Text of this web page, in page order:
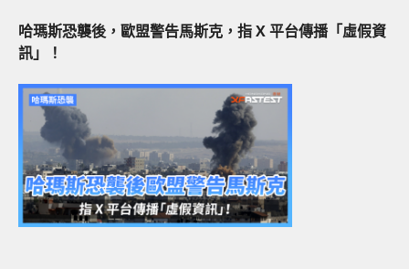
哈瑪斯恐襲後，歐盟警告馬斯克，指 X 平台傳播「虛假資
訊」！